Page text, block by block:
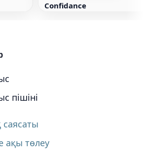
Confidance
пішіні
ақы төлеу